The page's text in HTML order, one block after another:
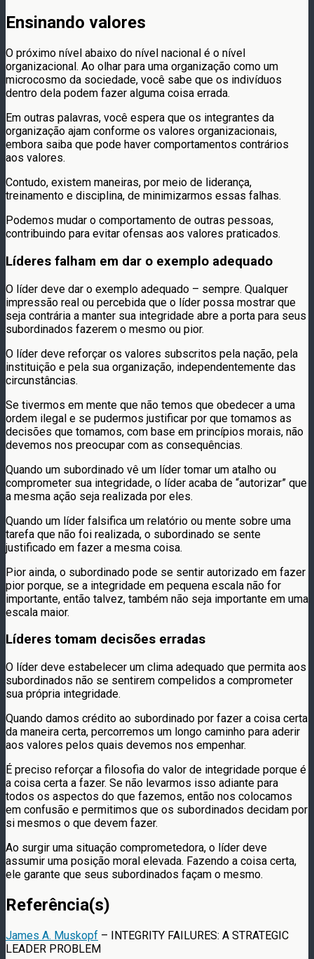
Ensinando valores
O próximo nível abaixo do nível nacional é o nível
organizacional. Ao olhar para uma organização como um
microcosmo da sociedade, você sabe que os indivíduos
dentro dela podem fazer alguma coisa errada.
Em outras palavras, você espera que os integrantes da
organização ajam conforme os valores organizacionais,
embora saiba que pode haver comportamentos contrários
aos valores.
Contudo, existem maneiras, por meio de liderança,
treinamento e disciplina, de minimizarmos essas falhas.
Podemos mudar o comportamento de outras pessoas,
contribuindo para evitar ofensas aos valores praticados.
Líderes falham em dar o exemplo adequado
O líder deve dar o exemplo adequado – sempre. Qualquer
impressão real ou percebida que o líder possa mostrar que
seja contrária a manter sua integridade abre a porta para seus
subordinados fazerem o mesmo ou pior.
O líder deve reforçar os valores subscritos pela nação, pela
instituição e pela sua organização, independentemente das
circunstâncias.
Se tivermos em mente que não temos que obedecer a uma
ordem ilegal e se pudermos justificar por que tomamos as
decisões que tomamos, com base em princípios morais, não
devemos nos preocupar com as consequências.
Quando um subordinado vê um líder tomar um atalho ou
comprometer sua integridade, o líder acaba de “autorizar” que
a mesma ação seja realizada por eles.
Quando um líder falsifica um relatório ou mente sobre uma
tarefa que não foi realizada, o subordinado se sente
justificado em fazer a mesma coisa.
Pior ainda, o subordinado pode se sentir autorizado em fazer
pior porque, se a integridade em pequena escala não for
importante, então talvez, também não seja importante em uma
escala maior.
Líderes tomam decisões erradas
O líder deve estabelecer um clima adequado que permita aos
subordinados não se sentirem compelidos a comprometer
sua própria integridade.
Quando damos crédito ao subordinado por fazer a coisa certa
da maneira certa, percorremos um longo caminho para aderir
aos valores pelos quais devemos nos empenhar.
É preciso reforçar a filosofia do valor de integridade porque é
a coisa certa a fazer. Se não levarmos isso adiante para
todos os aspectos do que fazemos, então nos colocamos
em confusão e permitimos que os subordinados decidam por
si mesmos o que devem fazer.
Ao surgir uma situação comprometedora, o líder deve
assumir uma posição moral elevada. Fazendo a coisa certa,
ele garante que seus subordinados façam o mesmo.
Referência(s)
James A. Muskopf – INTEGRITY FAILURES: A STRATEGIC
LEADER PROBLEM